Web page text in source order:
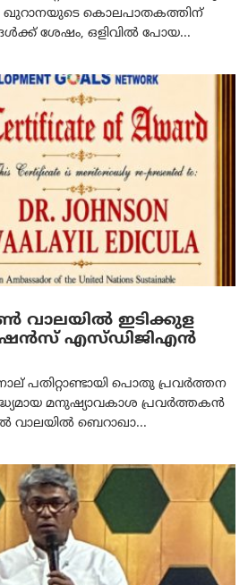
ഖുറാനയുടെ കൊലപാതകത്തിന്
ശേഷം, ഒളിവിൽ പോയ...
ഇടിക്കുള
എസ്ഡിജിഎൻ
പതിറ്റാണ്ടായി പൊതു പ്രവർത്തന
മനുഷ്യാവകാശ പ്രവർത്തകൻ
വാലയിൽ ബെറാഖാ...